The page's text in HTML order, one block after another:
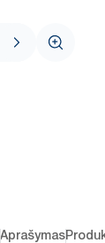
Aprašymas